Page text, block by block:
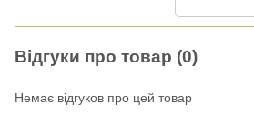
Відгуки про товар (0)
Немає відгуков про цей товар